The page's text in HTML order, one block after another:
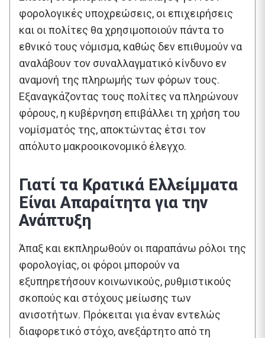
φορολογικές υποχρεώσεις, οι επιχειρήσεις
και οι πολίτες θα χρησιμοποιούν πάντα το
εθνικό τους νόμισμα, καθώς δεν επιθυμούν να
αναλάβουν τον συναλλαγματικό κίνδυνο εν
αναμονή της πληρωμής των φόρων τους.
Εξαναγκάζοντας τους πολίτες να πληρώνουν
φόρους, η κυβέρνηση επιβάλλει τη χρήση του
νομίσματός της, αποκτώντας έτσι τον
απόλυτο μακροοικονομικό έλεγχο.
Γιατί τα Κρατικά Ελλείμματα
Είναι Απαραίτητα για την
Ανάπτυξη
Άπαξ και εκπληρωθούν οι παραπάνω ρόλοι της
φορολογίας, οι φόροι μπορούν να
εξυπηρετήσουν κοινωνικούς, ρυθμιστικούς
σκοπούς και στόχους μείωσης των
ανισοτήτων. Πρόκειται για έναν εντελώς
διαφορετικό στόχο, ανεξάρτητο από τη